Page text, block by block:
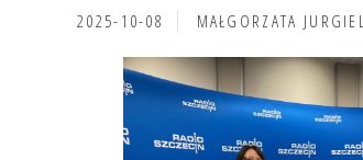
2025-10-08 MAŁGORZATA JURGIEL